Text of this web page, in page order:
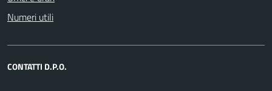
Numeri utili
CONTATTI D.P.O.